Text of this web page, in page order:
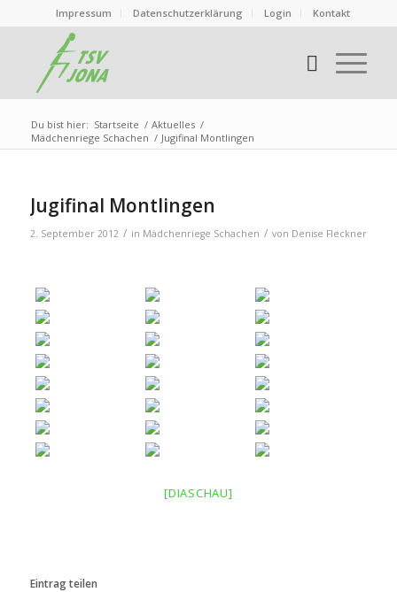
Impressum Datenschutzerklärung Login Kontakt
Du bist hier: Startseite / Aktuelles /
Mädchenriege Schachen / Jugifinal Montlingen
Jugifinal Montlingen
2. September 2012 / in Mädchenriege Schachen / von Denise Fleckner
[DIASCHAU]
Eintrag teilen